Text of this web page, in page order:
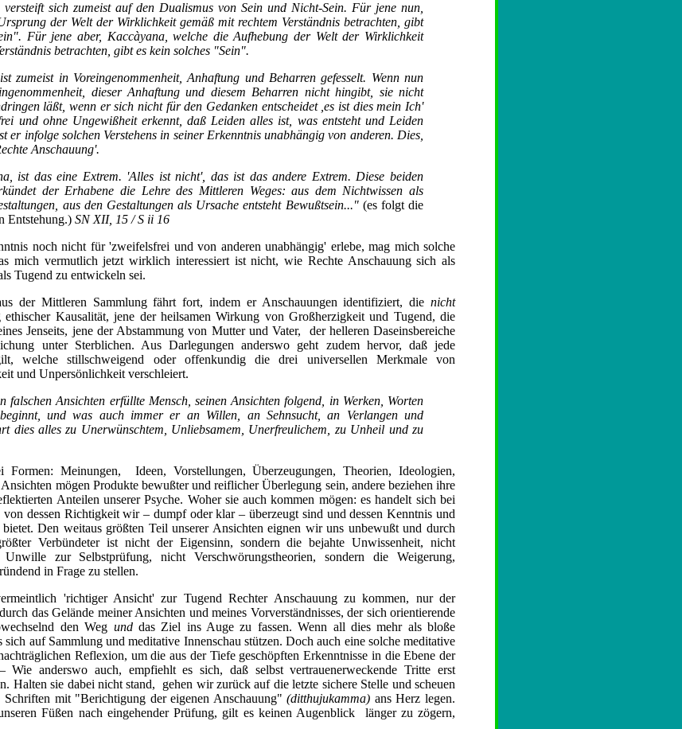
sich zumeist auf den Dualismus von Sein und Nicht-Sein. Für jene nun,
der Welt der Wirklichkeit gemäß mit rechtem Verständnis betrachten, gibt
Für jene aber, Kaccàyana, welche die Aufhebung der Welt der Wirklichkeit
betrachten, gibt es kein solches "Sein".
zumeist in Voreingenommenheit, Anhaftung und Beharren gefesselt. Wenn nun
dieser Anhaftung und diesem Beharren nicht hingibt, sie nicht
läßt, wenn er sich nicht für den Gedanken entscheidet ,es ist dies mein Ich'
und ohne Ungewißheit erkennt, daß Leiden alles ist, was entsteht und Leiden
er infolge solchen Verstehens in seiner Erkenntnis unabhängig von anderen. Dies,
Anschauung'.
ist das eine Extrem. 'Alles ist nicht', das ist das andere Extrem. Diese beiden
der Erhabene die Lehre des Mittleren Weges: aus dem Nichtwissen als
aus den Gestaltungen als Ursache entsteht Bewußtsein..."(es folgt die
Entstehung.) SN XII, 15 / S ii 16
noch nicht für 'zweifelsfrei und von anderen unabhängig' erlebe, mag mich solche
mich vermutlich jetzt wirklich interessiert ist nicht, wie Rechte Anschauung sich als
Tugend zu entwickeln sei.
der Mittleren Sammlung fährt fort, indem er Anschauungen identifiziert, die nicht
Kausalität, jene der heilsamen Wirkung von Großherzigkeit und Tugend, die
Jenseits, jene der Abstammung von Mutter und Vater, der helleren Daseinsbereiche
unter Sterblichen. Aus Darlegungen anderswo geht zudem hervor, daß jede
welche stillschweigend oder offenkundig die drei universellen Merkmale von
und Unpersönlichkeit verschleiert.
falschen Ansichten erfüllte Mensch, seinen Ansichten folgend, in Werken, Worten
und was auch immer er an Willen, an Sehnsucht, an Verlangen und
dies alles zu Unerwünschtem, Unliebsamem, Unerfreulichem, zu Unheil und zu
Formen: Meinungen, Ideen, Vorstellungen, Überzeugungen, Theorien, Ideologien,
mögen Produkte bewußter und reiflicher Überlegung sein, andere beziehen ihre
Anteilen unserer Psyche. Woher sie auch kommen mögen: es handelt sich bei
dessen Richtigkeit wir – dumpf oder klar – überzeugt sind und dessen Kenntnis und
Den weitaus größten Teil unserer Ansichten eignen wir uns unbewußt und durch
Verbündeter ist nicht der Eigensinn, sondern die bejahte Unwissenheit, nicht
zur Selbstprüfung, nicht Verschwörungstheorien, sondern die Weigerung,
in Frage zu stellen.
'richtiger Ansicht' zur Tugend Rechter Anschauung zu kommen, nur der
das Gelände meiner Ansichten und meines Vorverständnisses, der sich orientierende
den Weg unddas Ziel ins Auge zu fassen. Wenn all dies mehr als bloße
auf Sammlung und meditative Innenschau stützen. Doch auch eine solche meditative
Reflexion, um die aus der Tiefe geschöpften Erkenntnisse in die Ebene der
Wie anderswo auch, empfiehlt es sich, daß selbst vertrauenerweckende Tritte erst
Halten sie dabei nicht stand, gehen wir zurück auf die letzte sichere Stelle und scheuen
mit "Berichtigung der eigenen Anschauung"(ditthujukamma) ans Herz legen.
Füßen nach eingehender Prüfung, gilt es keinen Augenblick länger zu zögern,